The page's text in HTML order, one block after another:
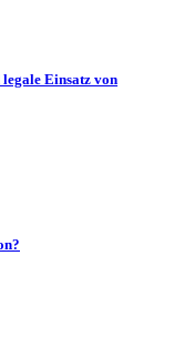
Einsatz von